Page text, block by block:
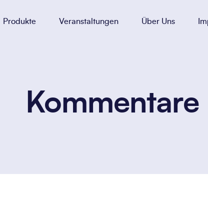
Produkte Veranstaltungen Über Uns
Kommentare